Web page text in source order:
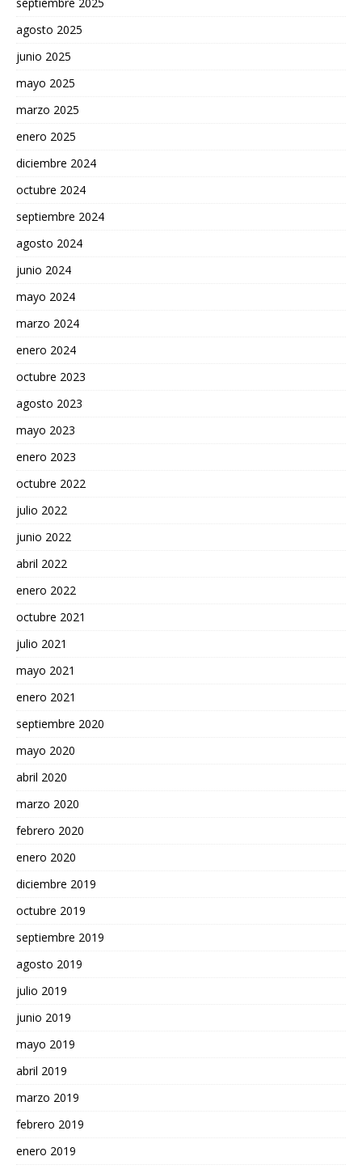
agosto 2025
junio 2025
mayo 2025
marzo 2025
enero 2025
diciembre 2024
octubre 2024
septiembre 2024
agosto 2024
junio 2024
mayo 2024
marzo 2024
enero 2024
octubre 2023
agosto 2023
mayo 2023
enero 2023
octubre 2022
julio 2022
junio 2022
abril 2022
enero 2022
octubre 2021
julio 2021
mayo 2021
enero 2021
septiembre 2020
mayo 2020
abril 2020
marzo 2020
febrero 2020
enero 2020
diciembre 2019
octubre 2019
septiembre 2019
agosto 2019
julio 2019
junio 2019
mayo 2019
abril 2019
marzo 2019
febrero 2019
enero 2019